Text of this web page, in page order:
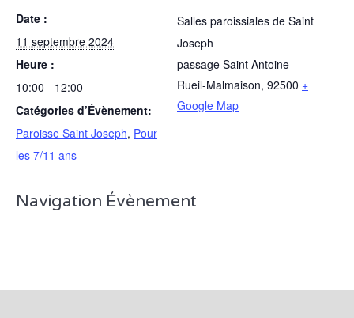
Date :
11 septembre 2024
Heure :
10:00 - 12:00
Catégories d’Évènement:
Paroisse Saint Joseph, Pour
les 7/11 ans
Salles paroissiales de Saint
Joseph
passage Saint Antoine
Rueil-Malmaison, 92500 +
Google Map
Navigation Évènement